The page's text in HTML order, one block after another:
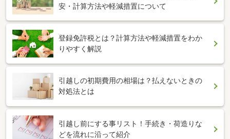
安・計算方法や軽減措置について
登録免許税とは？計算方法や軽減措置をわか
りやすく解説
引越しの初期費用の相場は？払えないときの
対処法とは
引越し前にする事リスト！手続き・荷造りな
どを流れに沿って紹介